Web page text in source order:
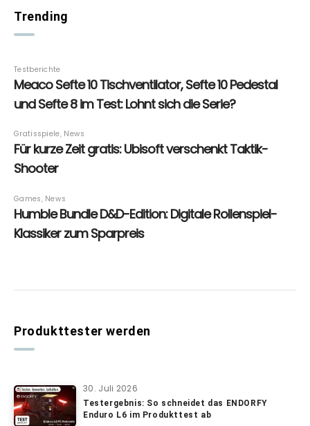
Trending
Produkttester werden
30. Juli 2026
Testergebnis: So schneidet das ENDORFY
Enduro L6 im Produkttest ab